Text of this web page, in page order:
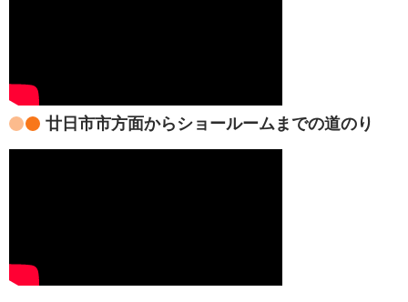
廿日市市方面からショールームまでの道のり